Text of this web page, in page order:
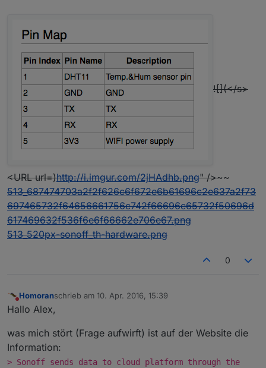
![](</s>
<URL url=)http://i.imgur.com/2jHAdhb.png" />~~
513_687474703a2f2f626c6f672e6b61696c2e637a2f73
697465732f64656661756c742f66696c65732f50696d
617469632f536f6e6f66662e706e67.png
513_520px-sonoff_th-hardware.png
0
Nicht stören
Homoranschrieb am 10. Apr. 2016, 15:39
zuletzt editiert von
Hallo Alex,
was mich stört (Frage aufwirft) ist auf der Website die
Information:
> Sonoff sends data to cloud platform through the